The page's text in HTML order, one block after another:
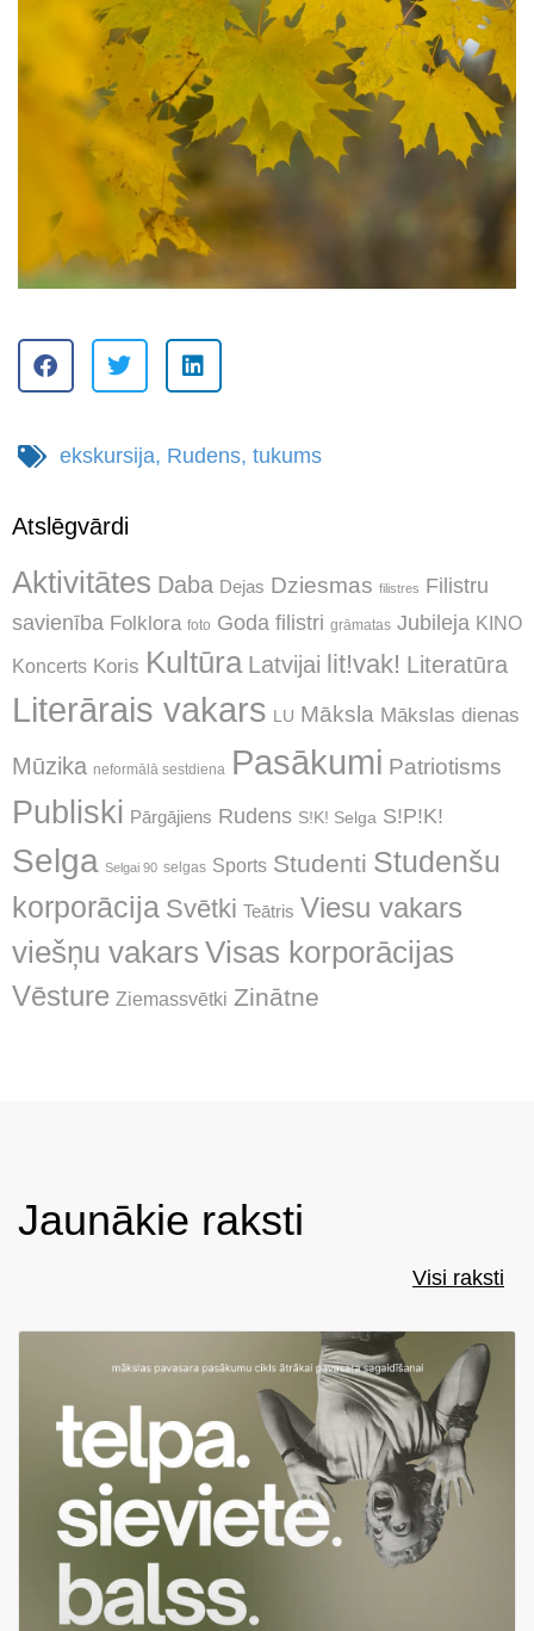
ekskursija, Rudens, tukums
Atslēgvārdi
Aktivitātes Daba Dejas Dziesmas filistres Filistru
savienība Folklora foto Goda filistri grāmatas Jubileja KINO
Koncerts Koris Kultūra Latvijai lit!vak! Literatūra
Literārais vakars LU Māksla Mākslas dienas
Mūzika neformālā sestdiena Pasākumi Patriotisms
Publiski Pārgājiens Rudens S!K! Selga S!P!K!
Selga Selgai 90 selgas Sports Studenti Studenšu
korporācija Svētki Teātris Viesu vakars
viešņu vakars Visas korporācijas
Vēsture Ziemassvētki Zinātne
Jaunākie raksti
Visi raksti